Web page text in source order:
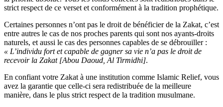
strict respect de ce verset et conformément à la tradition prophétique.
Certaines personnes n’ont pas le droit de bénéficier de la Zakat, c’est
entre autres le cas de nos proches parents qui sont nos ayants-droits
naturels, et aussi le cas des personnes capables de se débrouiller :
« L’individu fort et capable de gagner sa vie n’a pas le droit de
recevoir la Zakat [Abou Daoud, Al Tirmidhi].
En confiant votre Zakat à une institution comme Islamic Relief, vous
avez la garantie que celle-ci sera redistribuée de la meilleure
manière, dans le plus strict respect de la tradition musulmane.